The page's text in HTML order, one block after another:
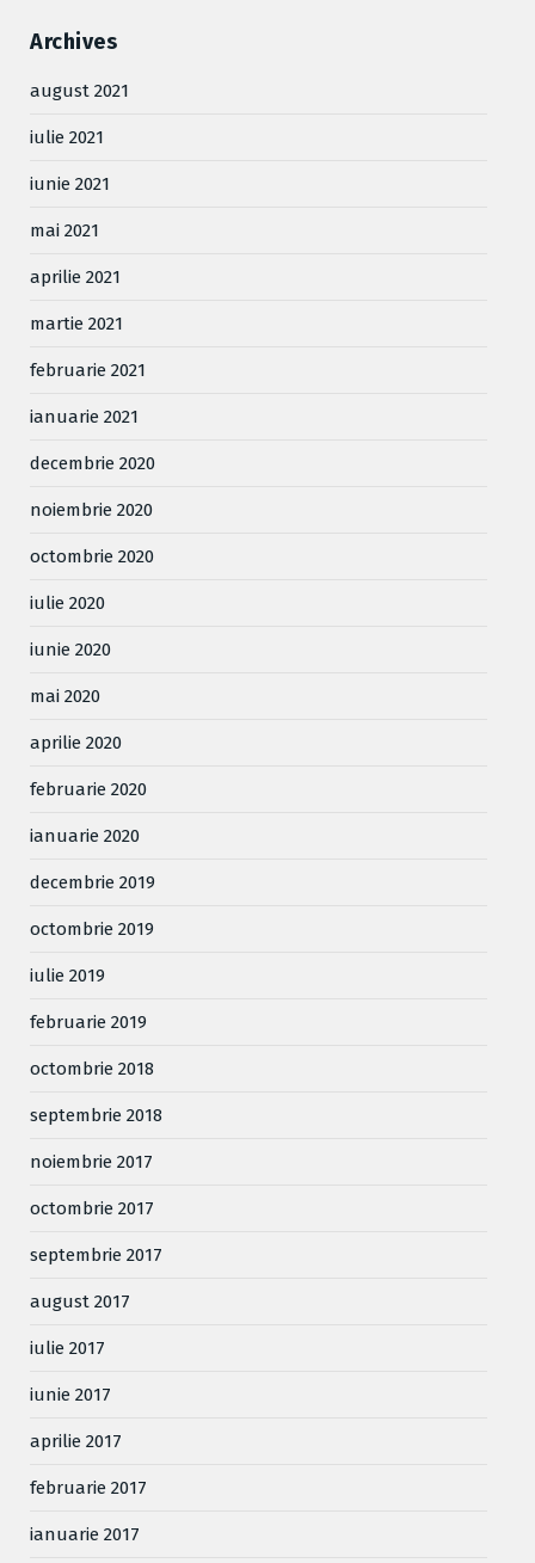
Archives
august 2021
iulie 2021
iunie 2021
mai 2021
aprilie 2021
martie 2021
februarie 2021
ianuarie 2021
decembrie 2020
noiembrie 2020
octombrie 2020
iulie 2020
iunie 2020
mai 2020
aprilie 2020
februarie 2020
ianuarie 2020
decembrie 2019
octombrie 2019
iulie 2019
februarie 2019
octombrie 2018
septembrie 2018
noiembrie 2017
octombrie 2017
septembrie 2017
august 2017
iulie 2017
iunie 2017
aprilie 2017
februarie 2017
ianuarie 2017